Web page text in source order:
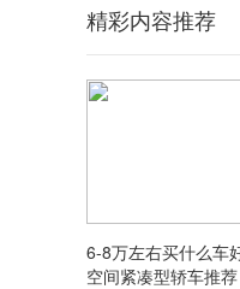
精彩内容推荐
6-8万左右买什么车
空间紧凑型轿车推荐